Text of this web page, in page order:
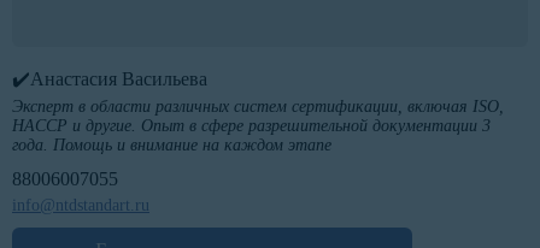
✔️Анастасия Васильева
Эксперт в области различных систем сертификации, включая ISO,
HACCP и другие. Опыт в сфере разрешительной документации 3
года. Помощь и внимание на каждом этапе
88006007055
info@ntdstandart.ru